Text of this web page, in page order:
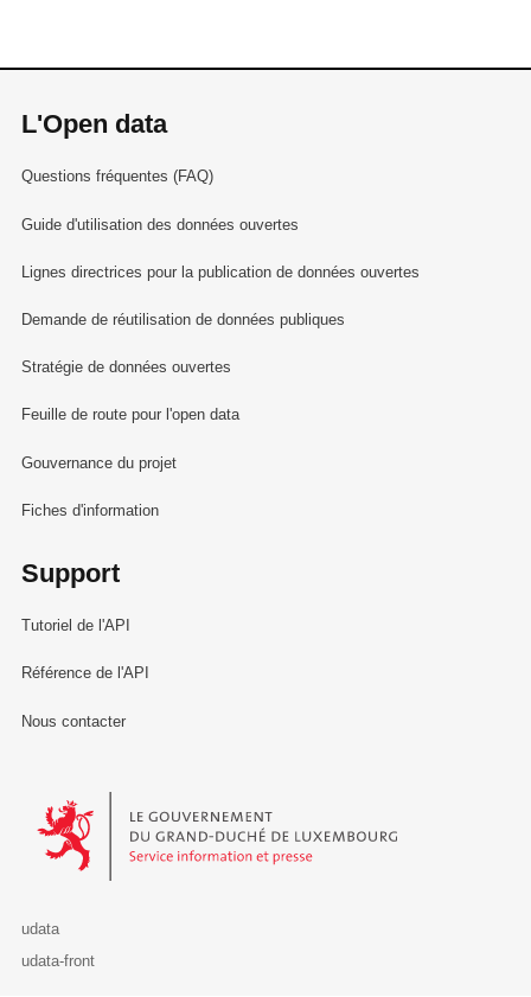
L'Open data
Questions fréquentes (FAQ)
Guide d'utilisation des données ouvertes
Lignes directrices pour la publication de données ouvertes
Demande de réutilisation de données publiques
Stratégie de données ouvertes
Feuille de route pour l'open data
Gouvernance du projet
Fiches d'information
Support
Tutoriel de l'API
Référence de l'API
Nous contacter
Le Gouvernement du Grand-Duché de Luxembourg - Service
udata
udata-front